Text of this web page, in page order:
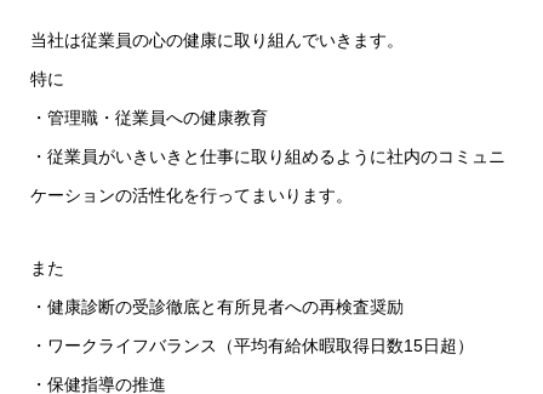
当社は従業員の心の健康に取り組んでいきます。
特に
・管理職・従業員への健康教育
・従業員がいきいきと仕事に取り組めるように社内のコミュニ
ケーションの活性化を行ってまいります。
また
・健康診断の受診徹底と有所見者への再検査奨励
・ワークライフバランス（平均有給休暇取得日数15日超）
・保健指導の推進